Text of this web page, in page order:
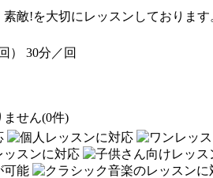
敵!を大切にレッスンしております
） 30分／回
ません(0件)